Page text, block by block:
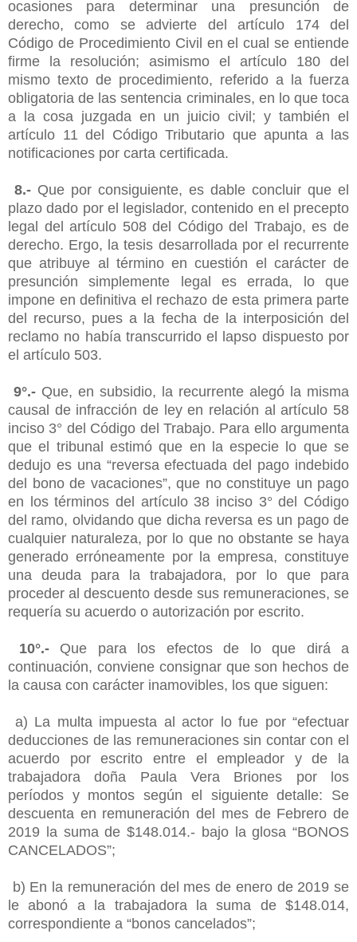
ocasiones para determinar una presunción de
derecho, como se advierte del artículo 174 del
Código de Procedimiento Civil en el cual se entiende
firme la resolución; asimismo el artículo 180 del
mismo texto de procedimiento, referido a la fuerza
obligatoria de las sentencia criminales, en lo que toca
a la cosa juzgada en un juicio civil; y también el
artículo 11 del Código Tributario que apunta a las
notificaciones por carta certificada.
8.- Que por consiguiente, es dable concluir que el
plazo dado por el legislador, contenido en el precepto
legal del artículo 508 del Código del Trabajo, es de
derecho. Ergo, la tesis desarrollada por el recurrente
que atribuye al término en cuestión el carácter de
presunción simplemente legal es errada, lo que
impone en definitiva el rechazo de esta primera parte
del recurso, pues a la fecha de la interposición del
reclamo no había transcurrido el lapso dispuesto por
el artículo 503.
9°.- Que, en subsidio, la recurrente alegó la misma
causal de infracción de ley en relación al artículo 58
inciso 3° del Código del Trabajo. Para ello argumenta
que el tribunal estimó que en la especie lo que se
dedujo es una “reversa efectuada del pago indebido
del bono de vacaciones”, que no constituye un pago
en los términos del artículo 38 inciso 3° del Código
del ramo, olvidando que dicha reversa es un pago de
cualquier naturaleza, por lo que no obstante se haya
generado erróneamente por la empresa, constituye
una deuda para la trabajadora, por lo que para
proceder al descuento desde sus remuneraciones, se
requería su acuerdo o autorización por escrito.
10°.- Que para los efectos de lo que dirá a
continuación, conviene consignar que son hechos de
la causa con carácter inamovibles, los que siguen:
a) La multa impuesta al actor lo fue por “efectuar
deducciones de las remuneraciones sin contar con el
acuerdo por escrito entre el empleador y de la
trabajadora doña Paula Vera Briones por los
períodos y montos según el siguiente detalle: Se
descuenta en remuneración del mes de Febrero de
2019 la suma de $148.014.- bajo la glosa “BONOS
CANCELADOS”;
b) En la remuneración del mes de enero de 2019 se
le abonó a la trabajadora la suma de $148.014,
correspondiente a “bonos cancelados”;